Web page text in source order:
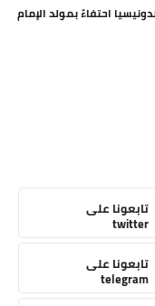
احتفاءً بمولد الإمام
تابعونا على
twitter
تابعونا على
telegram